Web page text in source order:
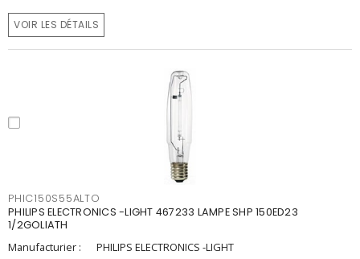
VOIR LES DÉTAILS
PHIC150S55ALTO
PHILIPS ELECTRONICS -LIGHT 467233 LAMPE SHP 150ED23
1/2GOLIATH
Manufacturier :
PHILIPS ELECTRONICS -LIGHT